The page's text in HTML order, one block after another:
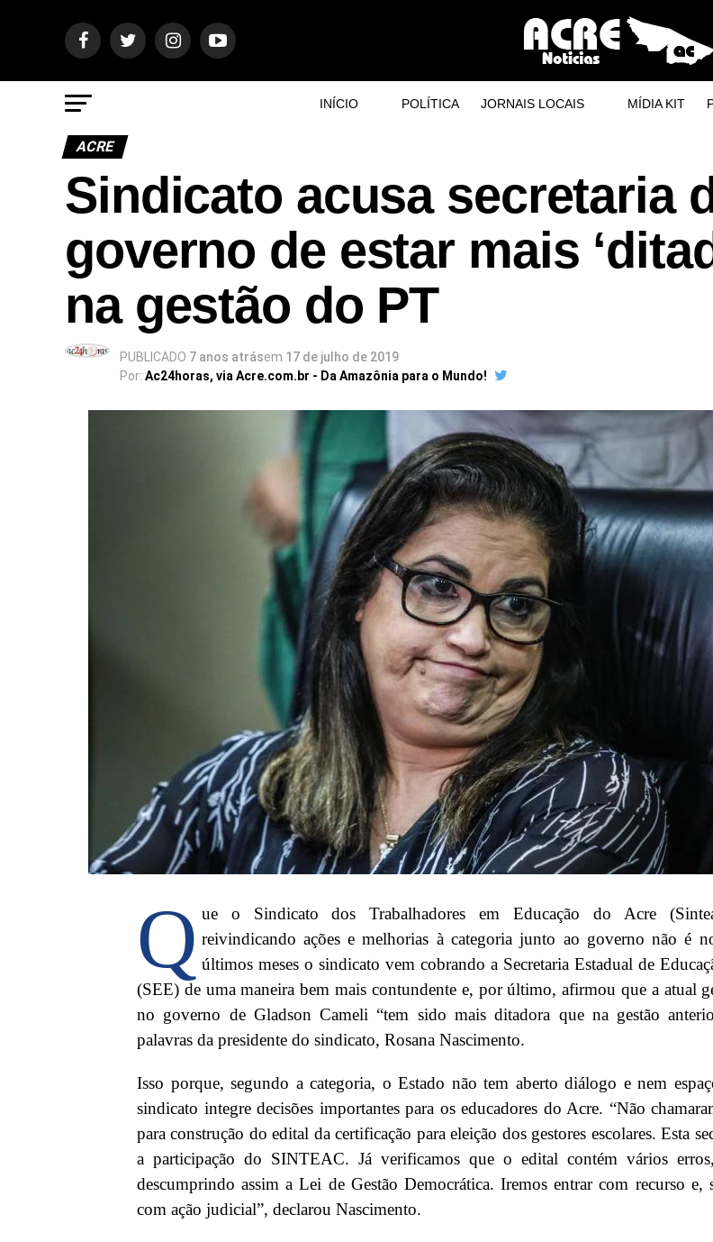
INÍCIO POLÍTICA JORNAIS LOCAIS MÍDIA KIT
ACRE
Sindicato acusa secretaria
governo de estar mais
na gestão do PT
PUBLICADO 7 anos atrásem 17 de julho de 2019
Por: Ac24horas, via Acre.com.br - Da Amazônia para o Mundo!
Q ue o Sindicato dos Trabalhadores em Educação do Acre
reivindicando ações e melhorias à categoria junto ao governo não é
últimos meses o sindicato vem cobrando a Secretaria Estadual de
(SEE) de uma maneira bem mais contundente e, por último, afirmou que a atual
no governo de Gladson Cameli “tem sido mais ditadora que na gestão
palavras da presidente do sindicato, Rosana Nascimento.
Isso porque, segundo a categoria, o Estado não tem aberto diálogo e nem
sindicato integre decisões importantes para os educadores do Acre. “Não
para construção do edital da certificação para eleição dos gestores escolares. Esta
a participação do SINTEAC. Já verificamos que o edital contém vários
descumprindo assim a Lei de Gestão Democrática. Iremos entrar com recurso e,
com ação judicial”, declarou Nascimento.